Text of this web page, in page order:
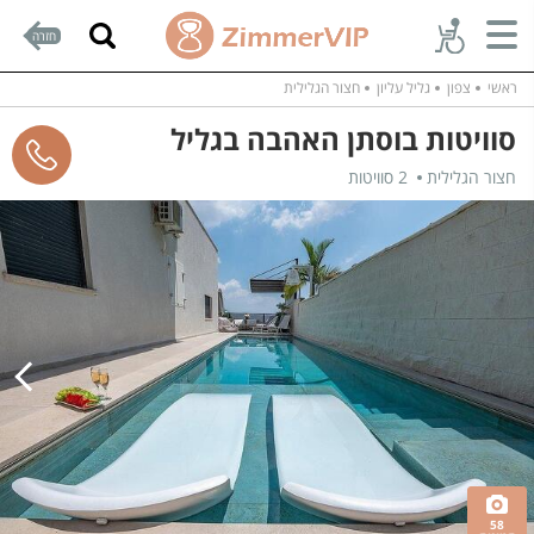
חזרה
ראשי צפון גליל עליון חצור הגלילית
סוויטות בוסתן האהבה בגליל
חצור הגלילית 2 סוויטות
58